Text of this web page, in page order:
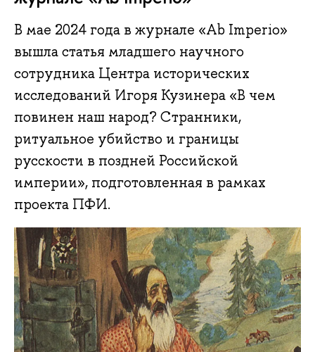
В мае 2024 года в журнале «Ab Imperio»
вышла статья младшего научного
сотрудника Центра исторических
исследований Игоря Кузинера «В чем
повинен наш народ? Странники,
ритуальное убийство и границы
русскости в поздней Российской
империи», подготовленная в рамках
проекта ПФИ.